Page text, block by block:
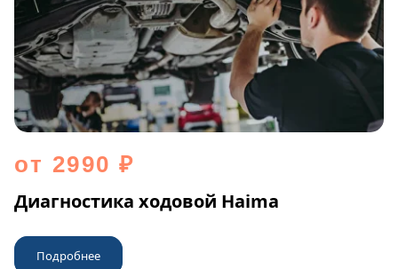
от 2990 ₽
Диагностика ходовой Haima
Подробнее